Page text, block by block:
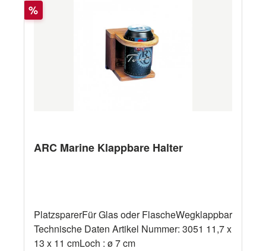
Rabatt
%
ARC Marine Klappbare Halter
PlatzsparerFür Glas oder FlascheWegklappbar
Technische Daten Artikel Nummer: 3051 11,7 x
13 x 11 cmLoch : ø 7 cm